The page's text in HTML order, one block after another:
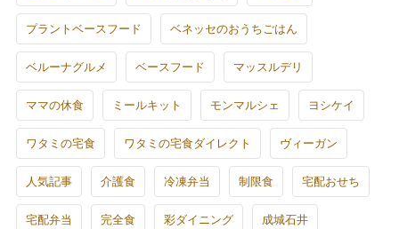
プラントベースフード ベネッセのおうちごはん
ベルーナグルメ ベースフード マッスルデリ
ママの休食 ミールキット モンマルシェ ヨシケイ
ワタミの宅食 ワタミの宅食ダイレクト ヴィーガン
人気記事 介護食 冷凍弁当 制限食 宅配おせち
宅配弁当 完全食 彩ダイニング 成城石井